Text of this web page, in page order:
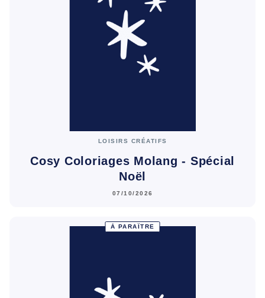
LOISIRS CRÉATIFS
Cosy Coloriages Molang - Spécial
Noël
07/10/2026
À PARAÎTRE